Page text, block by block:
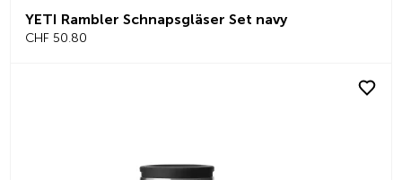
YETI Rambler Schnapsgläser Set navy
CHF 50.80